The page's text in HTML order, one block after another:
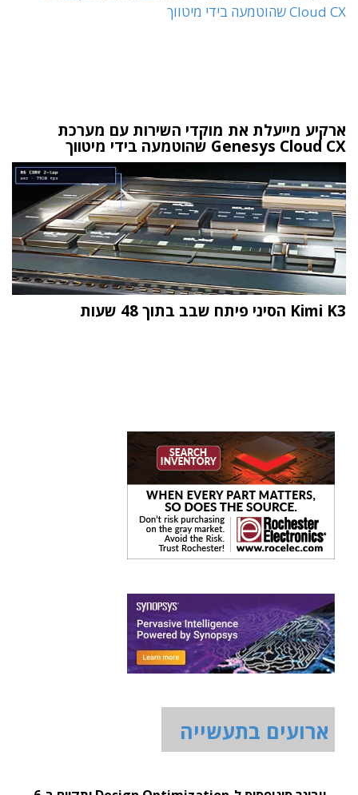
ארקיע מייעלת את מוקדי השירות עם מערכת
Genesys Cloud CX שהוטמעה בידי מיטווך
Kimi K3 הסיני פיתח שבב בתוך 48 שעות
ארועים בתעשייה